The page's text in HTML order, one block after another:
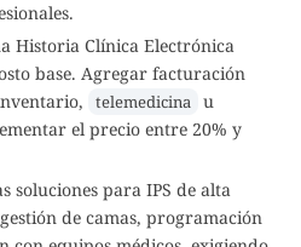
Historia Clínica Electrónica
base. Agregar facturación
telemedicina u
el precio entre 20% y
soluciones para IPS de alta
de camas, programación